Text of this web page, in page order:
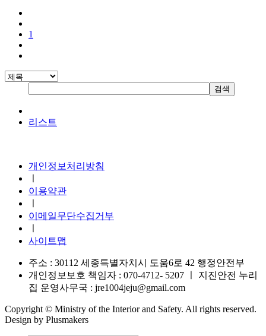
1
리스트
개인정보처리방침
이용약관
이메일무단수집거부
사이트맵
주소 : 30112 세종특별자치시 도움6로 42 행정안전부
개인정보보호 책임자 : 070-4712- 5207
지진안전 누리
집 운영사무국 : jre1004jeju@gmail.com
Copyright © Ministry of the Interior and Safety. All rights reserved.
Design by Plusmakers